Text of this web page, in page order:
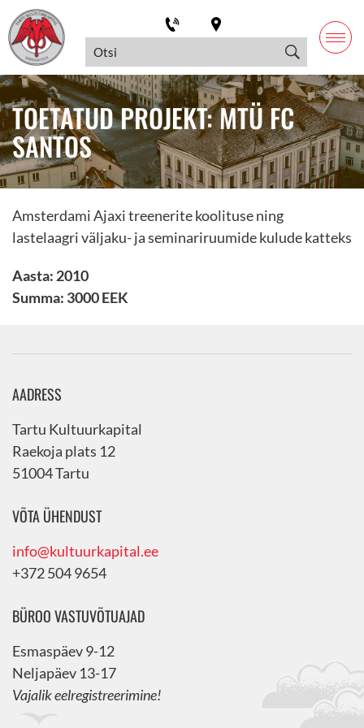
TOETATUD PROJEKT: MTÜ FC
SANTOS
Amsterdami Ajaxi treenerite koolituse ning
lastelaagri väljaku- ja seminariruumide kulude katteks
Aasta: 2010
Summa: 3000 EEK
AADRESS
Tartu Kultuurkapital
Raekoja plats 12
51004 Tartu
VÕTA ÜHENDUST
info@kultuurkapital.ee
+372 504 9654
BÜROO VASTUVÕTUAJAD
Esmaspäev 9-12
Neljapäev 13-17
Vajalik eelregistreerimine!